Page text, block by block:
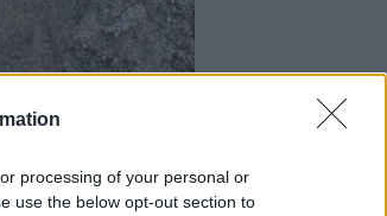
processing of your personal or
use the below opt-out section to